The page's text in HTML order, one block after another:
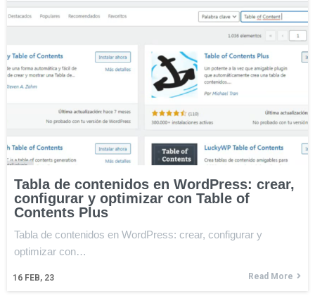
Tabla de contenidos en WordPress: crear,
configurar y optimizar con Table of
Contents Plus
16 FEB, 23
Tabla de contenidos en WordPress: crear, configurar y
optimizar con…
Read More